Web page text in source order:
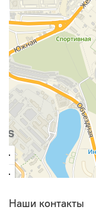
Наши контакты